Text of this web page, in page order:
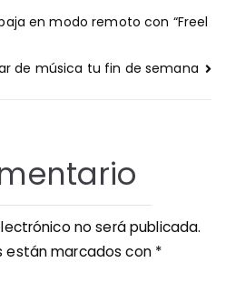
en modo remoto con “Freel
de música tu fin de semana
no será publicada.
están marcados con *